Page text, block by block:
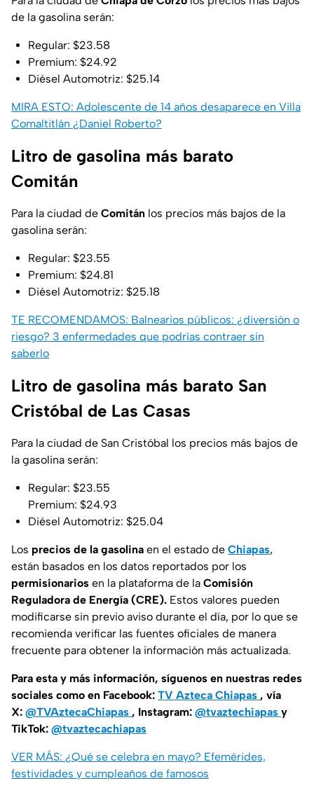
de la gasolina serán:
Regular: $23.58
Premium: $24.92
Diésel Automotriz: $25.14
MIRA ESTO: Adolescente de 14 años desaparece en Villa
Comaltitlán ¿Daniel Roberto?
Litro de gasolina más barato
Comitán
Para la ciudad de Comitán los precios más bajos de la
gasolina serán:
Regular: $23.55
Premium: $24.81
Diésel Automotriz: $25.18
TE RECOMENDAMOS: Balnearios públicos: ¿diversión o
riesgo? 3 enfermedades que podrías contraer sin
saberlo
Litro de gasolina más barato San
Cristóbal de Las Casas
Para la ciudad de San Cristóbal los precios más bajos de
la gasolina serán:
Regular: $23.55
Premium: $24.93
Diésel Automotriz: $25.04
Los precios de la gasolina en el estado de Chiapas,
están basados en los datos reportados por los
permisionarios en la plataforma de la Comisión
Reguladora de Energía (CRE). Estos valores pueden
modificarse sin previo aviso durante el día, por lo que se
recomienda verificar las fuentes oficiales de manera
frecuente para obtener la información más actualizada.
Para esta y más información, síguenos en nuestras redes
sociales como en Facebook: TV Azteca Chiapas , vía
X: @TVAztecaChiapas , Instagram: @tvaztechiapas y
TikTok: @tvaztecachiapas
VER MÁS: ¿Qué se celebra en mayo? Efemérides,
festividades y cumpleaños de famosos